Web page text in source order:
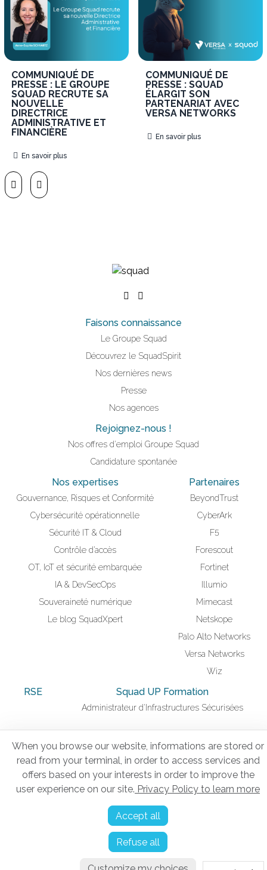
COMMUNIQUÉ DE
PRESSE : LE GROUPE
SQUAD RECRUTE SA
NOUVELLE
DIRECTRICE
ADMINISTRATIVE ET
FINANCIÈRE
En savoir plus
COMMUNIQUÉ DE
PRESSE : SQUAD
ÉLARGIT SON
PARTENARIAT AVEC
VERSA NETWORKS
En savoir plus
Faisons connaissance
Le Groupe Squad
Découvrez le SquadSpirit
Nos dernières news
Presse
Nos agences
Rejoignez-nous !
Nos offres d'emploi Groupe Squad
Candidature spontanée
Nos expertises
Gouvernance, Risques et Conformité
Cybersécurité opérationnelle
Sécurité IT & Cloud
Contrôle d’accès
OT, IoT et sécurité embarquée
IA & DevSecOps
Souveraineté numérique
Le blog SquadXpert
Partenaires
BeyondTrust
CyberArk
F5
Forescout
Fortinet
Illumio
Mimecast
Netskope
Palo Alto Networks
Versa Networks
Wiz
RSE Squad UP Formation
Administrateur d'Infrastructures Sécurisées
Mentions légales
Politique de confidentialité
Gestion des cookies
Tous droits réservés © 2026 Squad.
When you browse our website, informations are stored or
read from your terminal, in order to access services and
offers based on your interests in order to improve the
user experience on our site. Privacy Policy to learn more
Accept all
Refuse all